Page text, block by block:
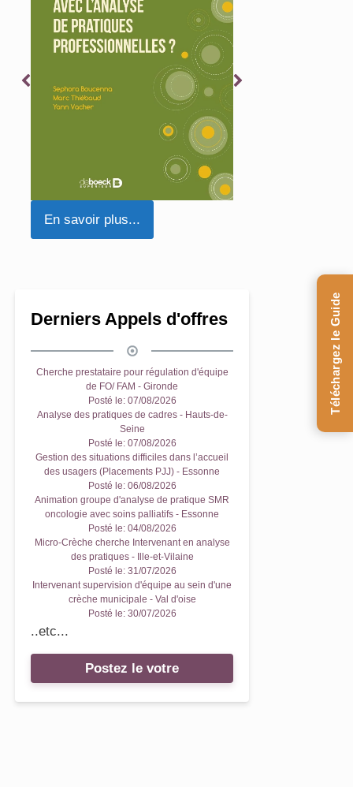
En savoir plus...
Derniers Appels d'offres
Cherche prestataire pour régulation d'équipe
de FO/ FAM - Gironde
Posté le: 07/08/2026
Analyse des pratiques de cadres - Hauts-de-
Seine
Posté le: 07/08/2026
Gestion des situations difficiles dans l’accueil
des usagers (Placements PJJ) - Essonne
Posté le: 06/08/2026
Animation groupe d'analyse de pratique SMR
oncologie avec soins palliatifs - Essonne
Posté le: 04/08/2026
Micro-Crèche cherche Intervenant en analyse
des pratiques - Ille-et-Vilaine
Posté le: 31/07/2026
Intervenant supervision d'équipe au sein d'une
crèche municipale - Val d'oise
Posté le: 30/07/2026
..etc...
Postez le votre
Téléchargez le Guide